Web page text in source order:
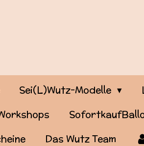
Sei(L)Wutz-Modelle
Das Wutz Team